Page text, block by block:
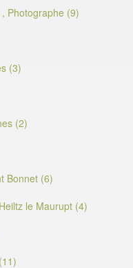
Photographe (9)
(3)
(2)
Bonnet (6)
le Maurupt (4)